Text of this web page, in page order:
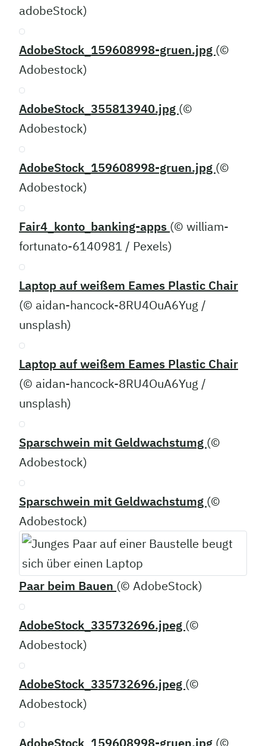
adobeStock)
AdobeStock_159608998-gruen.jpg (©
Adobestock)
AdobeStock_355813940.jpg (©
Adobestock)
AdobeStock_159608998-gruen.jpg (©
Adobestock)
Fair4_konto_banking-apps (© william-
fortunato-6140981 / Pexels)
Laptop auf weißem Eames Plastic Chair
(© aidan-hancock-8RU4OuA6Yug /
unsplash)
Laptop auf weißem Eames Plastic Chair
(© aidan-hancock-8RU4OuA6Yug /
unsplash)
Sparschwein mit Geldwachstumg (©
Adobestock)
Sparschwein mit Geldwachstumg (©
Adobestock)
Paar beim Bauen (© AdobeStock)
AdobeStock_335732696.jpeg (©
Adobestock)
AdobeStock_335732696.jpeg (©
Adobestock)